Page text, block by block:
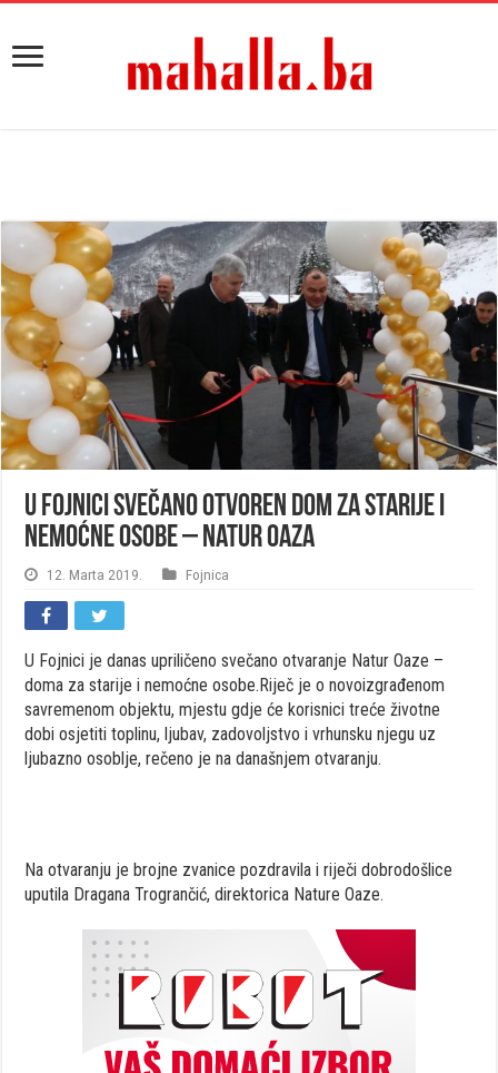
U Fojnici svečano otvoren dom za starije i
nemoćne osobe – Natur Oaza
12. Marta 2019. Fojnica
U Fojnici je danas upriličeno svečano otvaranje Natur Oaze –
doma za starije i nemoćne osobe.Riječ je o novoizgrađenom
savremenom objektu, mjestu gdje će korisnici treće životne
dobi osjetiti toplinu, ljubav, zadovoljstvo i vrhunsku njegu uz
ljubazno osoblje, rečeno je na današnjem otvaranju.
Na otvaranju je brojne zvanice pozdravila i riječi dobrodošlice
uputila Dragana Trogrančić, direktorica Nature Oaze.